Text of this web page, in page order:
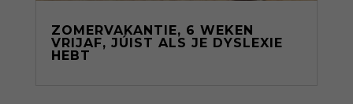
ZOMERVAKANTIE, 6 WEKEN
VRIJAF, JÚIST ALS JE DYSLEXIE
HEBT